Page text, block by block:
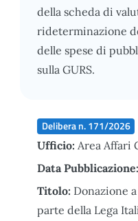
della scheda di
rideterminazione
delle spese di
sulla GURS.
Delibera n. 171/2026
Ufficio: Area Affari
Data Pubblicazione:
Titolo: Donazione
parte della Lega